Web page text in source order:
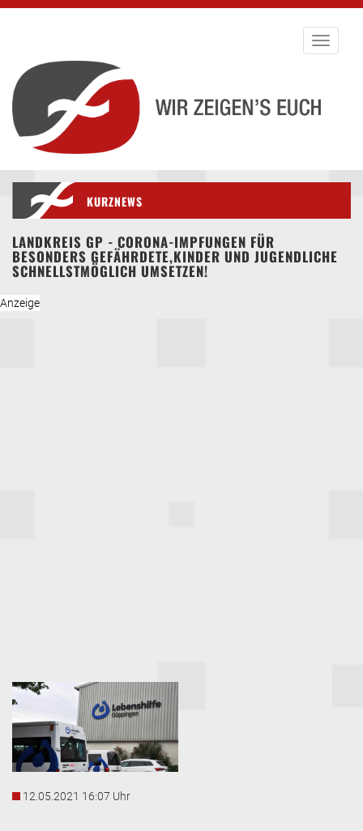
Toggle
KURZNEWS
LANDKREIS GP - CORONA-IMPFUNGEN FÜR
BESONDERS GEFÄHRDETE,KINDER UND JUGENDLICHE
SCHNELLSTMÖGLICH UMSETZEN!
12.05.2021 16:07 Uhr